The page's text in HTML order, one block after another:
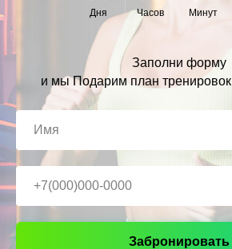
Дня Часов Минут
Заполни форму
и мы Подарим план тренировок
Забронировать